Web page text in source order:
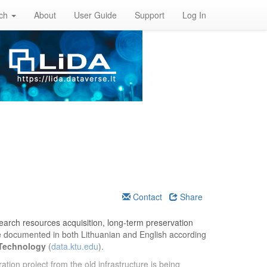
About User Guide Support Log In
Contact Share
resources acquisition, long-term preservation
in both Lithuanian and English according
(data.ktu.edu).
project from the old infrastructure is being